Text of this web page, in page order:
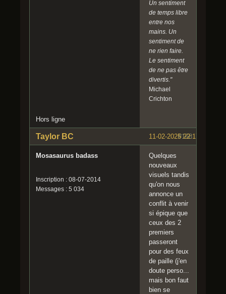
Un sentiment
de temps libre
entre nos
mains. Un
sentiment de
ne rien faire.
Le sentiment
de ne pas être
divertis."
Michael
Crichton
Hors ligne
#168
11-02-2025 22:17:10
Taylor BC
Mosasaurus badass
Inscription : 08-07-2014
Messages : 5 034
Quelques
nouveaux
visuels tandis
qu'on nous
annonce un
conflit à venir
si épique que
ceux des 2
premiers
passeront
pour des feux
de paille (j'en
doute perso...
mais bon faut
bien se